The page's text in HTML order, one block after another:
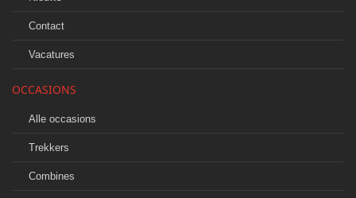
Contact
Vacatures
OCCASIONS
Alle occasions
Trekkers
Combines